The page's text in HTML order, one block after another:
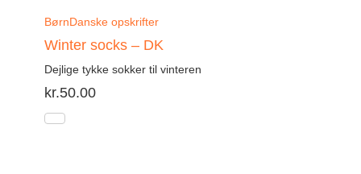
BørnDanske opskrifter
Winter socks – DK
Dejlige tykke sokker til vinteren
kr.50.00